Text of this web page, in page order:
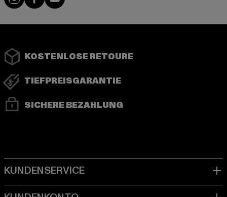
KOSTENLOSE RETOURE
TIEFPREISGARANTIE
SICHERE BEZAHLUNG